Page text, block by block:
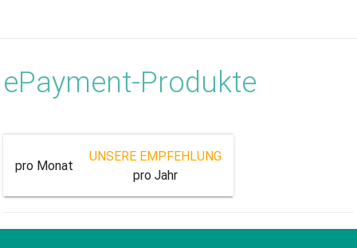
ePayment-Produkte
pro Monat
UNSERE EMPFEHLUNG
pro Jahr